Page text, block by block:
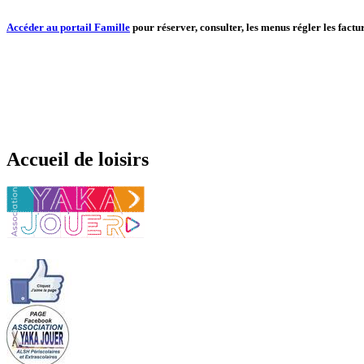
Accéder au portail Famille pour réserver, consulter, les menus régler les
Accueil de loisirs